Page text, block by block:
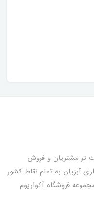
تر مشتریان و فروش
آبزیان به تمام نقاط کشور
فروشگاه آکواریوم